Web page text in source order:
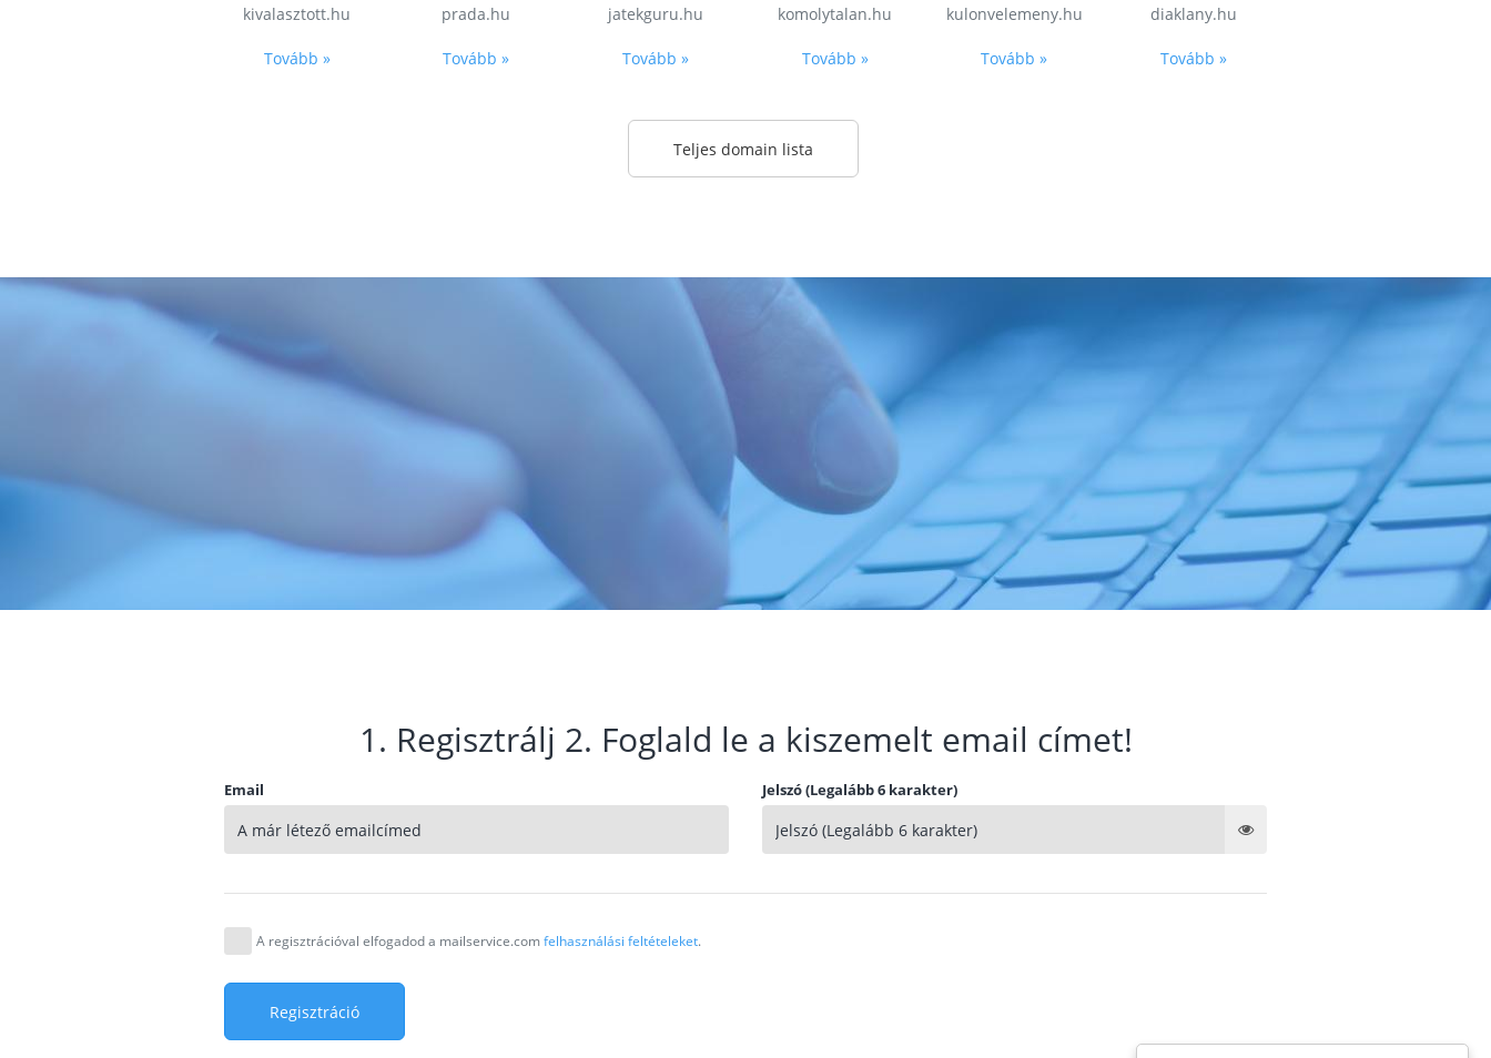
kivalasztott.hu
Tovább »
prada.hu
Tovább »
jatekguru.hu
Tovább »
komolytalan.hu
Tovább »
kulonvelemeny.hu
Tovább »
diaklany.hu
Tovább »
Teljes domain lista
1. Regisztrálj 2. Foglald le a kiszemelt email címet!
Email Jelszó (Legalább 6 karakter)
A regisztrációval elfogadod a mailservice.comfelhasználási feltételeket.
Regisztráció